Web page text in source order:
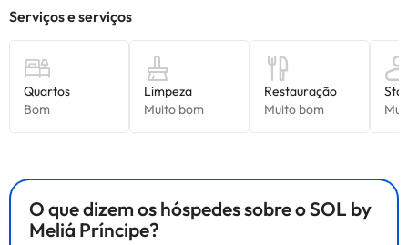
O que dizem os hóspedes sobre o SOL by
Meliá Príncipe?